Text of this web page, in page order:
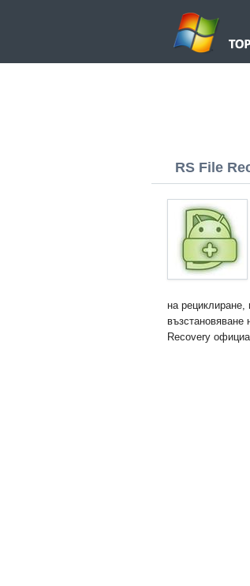
RS File
на рециклиране,
Recovery